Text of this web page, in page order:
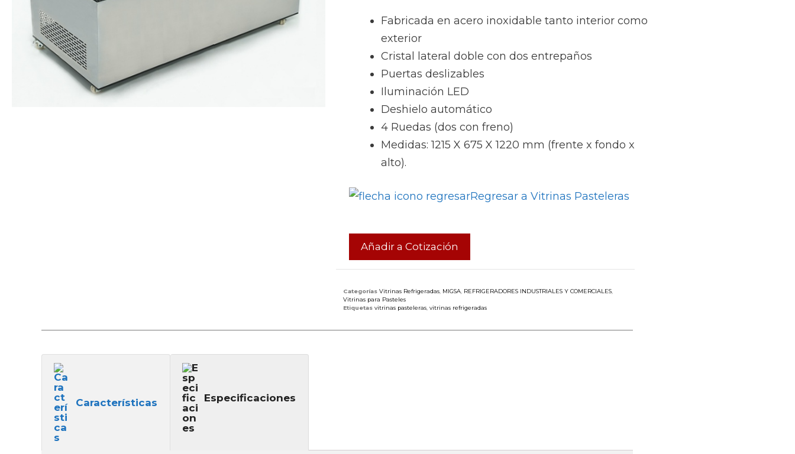
Fabricada en acero inoxidable tanto interior como
exterior
Cristal lateral doble con dos entrepaños
Puertas deslizables
Iluminación LED
Deshielo automático
4 Ruedas (dos con freno)
Medidas: 1215 X 675 X 1220 mm (frente x fondo x
alto).
Regresar a Vitrinas Pasteleras
Añadir a Cotización
Categorías Vitrinas Refrigeradas MIGSA REFRIGERADORES INDUSTRIALES Y COMERCIALES
Vitrinas para Pasteles
Etiquetas vitrinas pasteleras vitrinas refrigeradas
Características Especificaciones